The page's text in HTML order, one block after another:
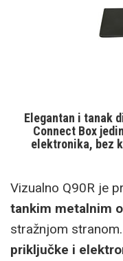
Elegantan i tanak
Connect Box
elektronika, bez
Vizualno Q90R je
tankim metalnim
stražnjom
priključke i